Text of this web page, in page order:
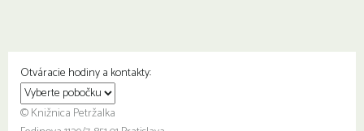
Otváracie hodiny a kontakty:
© Knižnica Petržalka